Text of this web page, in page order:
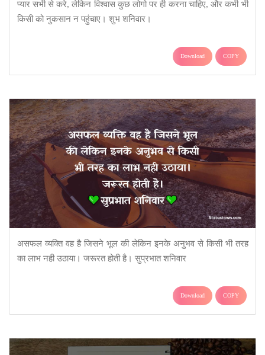
प्यार सभी से करे, लेकिन विश्वास कुछ लोगो पर ही करना चाहिए, और कभी भी
किसी को नुकसान न पहुंचाए। शुभ शनिवार।
Download COPY
असफल व्यक्ति वह है जिसने भूल की लेकिन इनके अनुभव से किसी भी तरह
का लाभ नही उठाया। जरूरत होती है। सुप्रभात शनिवार
Download COPY